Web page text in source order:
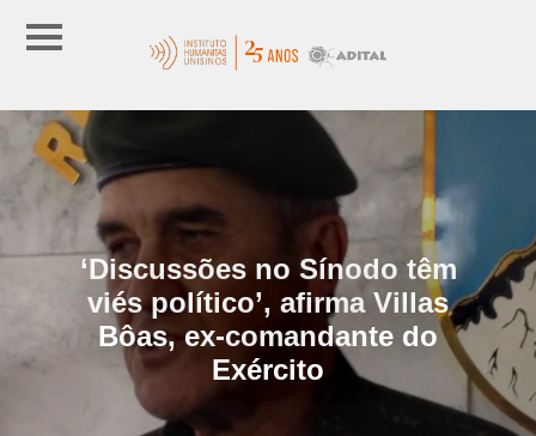
‘Discussões no Sínodo têm
viés político’, afirma Villas
Bôas, ex-comandante do
Exército